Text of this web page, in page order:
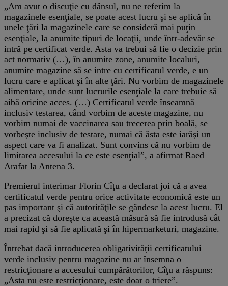
„Am avut o discuţie cu dânsul, nu ne referim la
magazinele esenţiale, se poate acest lucru şi se aplică în
unele ţări la magazinele care se consideră mai puţin
esenţiale, la anumite tipuri de locaţii, unde într-adevăr se
intră pe certificat verde. Asta va trebui să fie o decizie prin
act normativ (…), în anumite zone, anumite localuri,
anumite magazine să se intre cu certificatul verde, e un
lucru care e aplicat şi în alte ţări. Nu vorbim de magazinele
alimentare, unde sunt lucrurile esenţiale la care trebuie să
aibă oricine acces. (…) Certificatul verde înseamnă
inclusiv testarea, când vorbim de aceste magazine, nu
vorbim numai de vaccinarea sau trecerea prin boală, se
vorbeşte inclusiv de testare, numai că ăsta este iarăşi un
aspect care va fi analizat. Sunt convins că nu vorbim de
limitarea accesului la ce este esenţial”, a afirmat Raed
Arafat la Antena 3.
Premierul interimar Florin Cîţu a declarat joi că a avea
certificatul verde pentru orice activitate economică este un
pas important şi că autorităţile se gândesc la acest lucru. El
a precizat că doreşte ca această măsură să fie introdusă cât
mai rapid şi să fie aplicată şi în hipermarketuri, magazine.
Întrebat dacă introducerea obligativităţii certificatului
verde inclusiv pentru magazine nu ar însemna o
restricţionare a accesului cumpărătorilor, Cîţu a răspuns:
„Asta nu este restricţionare, este doar o triere”.